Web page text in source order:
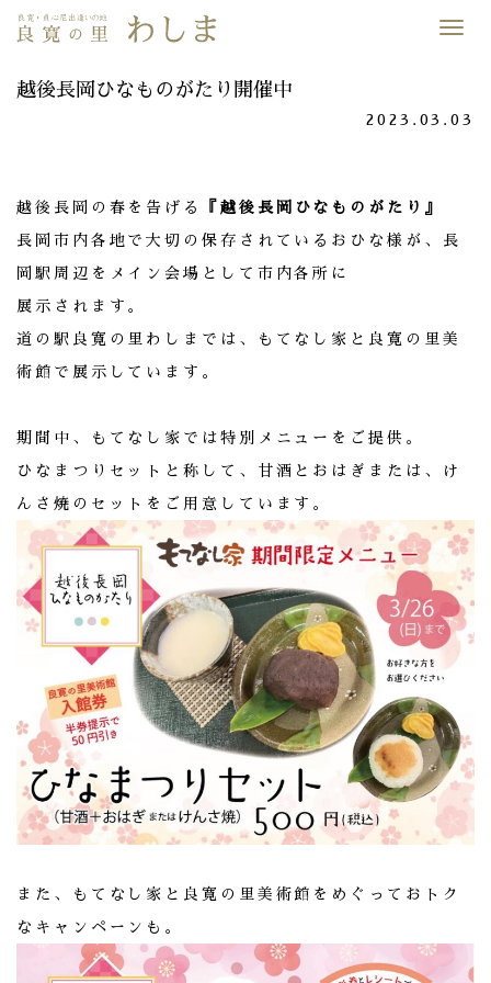
越後長岡ひなものがたり開催中
2023.03.03
越後長岡の春を告げる 『越後長岡ひなものがたり』
長岡市内各地で大切の保存されているおひな様が、長
岡駅周辺をメイン会場として市内各所に
展示されます。
道の駅良寛の里わしまでは、もてなし家と良寛の里美
術館で展示しています。
期間中、もてなし家では特別メニューをご提供。
ひなまつりセットと称して、甘酒とおはぎまたは、け
んさ焼のセットをご用意しています。
また、もてなし家と良寛の里美術館をめぐっておトク
なキャンペーンも。